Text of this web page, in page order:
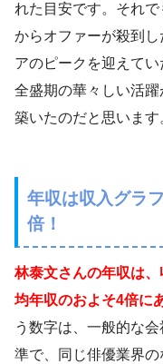
れた目安です。それ
からオファーが殺到
アのピークを迎えてい
全盛期の華々しい活
築いたのだと思います
年収は収入グラ
倍！
林泰文さんの年収は
均年収のおよそ4倍に
う数字は、一般的な
準で、同じ俳優業界